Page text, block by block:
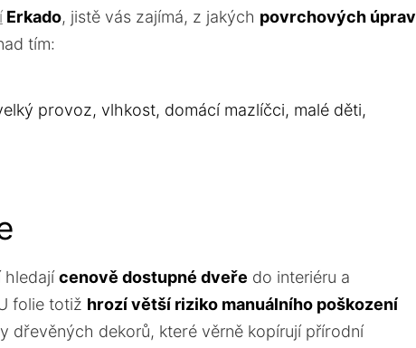
Erkado, jistě vás zajímá, z jakých povrchových úprav
tím:
provoz, vlhkost, domácí mazlíčci, malé děti,
hledajícenově dostupné dveře do interiéru a
folie totiž hrozí větší riziko manuálního poškození
dřevěných dekorů, které věrně kopírují přírodní